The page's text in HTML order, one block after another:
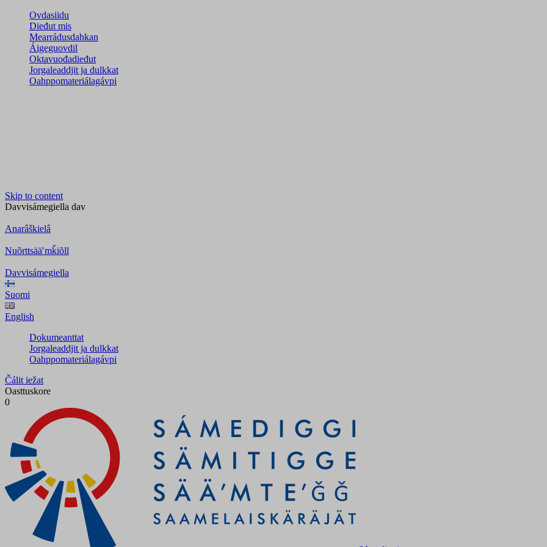
Ovdasiidu
Dieđut mis
Mearrádusdahkan
Áigeguovdil
Oktavuođadieđut
Jorgaleaddjit ja dulkkat
Oahppomateriálagávpi
Skip to content
Davvisámegiella dav
Anarâškielâ
Nuõrttsääʹmǩiõll
Davvisámegiella
Suomi
English
Dokumeanttat
Jorgaleaddjit ja dulkkat
Oahppomateriálagávpi
Čálit iežat
Oasttuskore
0